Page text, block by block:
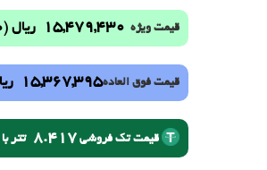
قیمت ویژه 15,479,430 ریال (100 به بالا)
قیمت فوق العاده15,367,395
قیمت تک فروشی 8.417 تتر